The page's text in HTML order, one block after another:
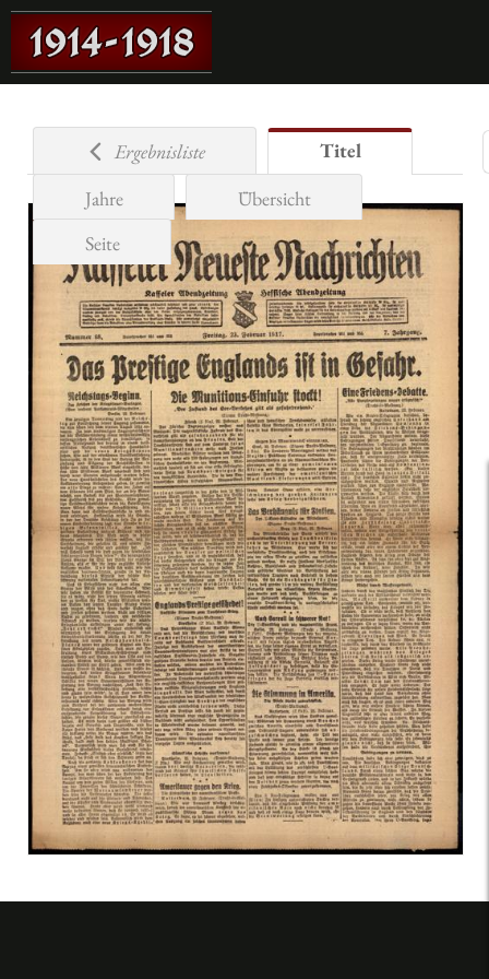
Ergebnisliste
Titel
Jahre
Übersicht
Seite